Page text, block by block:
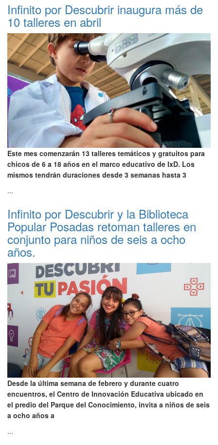
Infinito por Descubrir inaugura más de
10 talleres en abril
Este mes comenzarán 13 talleres temáticos y gratuitos para
chicos de 6 a 18 años en el marco educativo de IxD. Los
mismos tendrán duraciones desde 3 semanas hasta 3
...
Infinito por Descubrir y la Biblioteca
Popular Posadas retoman talleres en
conjunto para niños de seis a ocho
años.
Desde la última semana de febrero y durante cuatro
encuentros, el Centro de Innovación Educativa ubicado en
el predio del Parque del Conocimiento, invita a niños de seis
a ocho años a
...